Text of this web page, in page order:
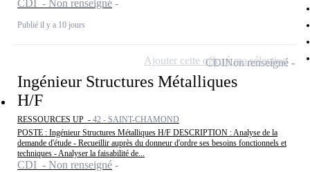
CDI - Non renseigné
Publié il y a 10 jours
Ingénieur Structures Métalliques
H/F
RESSOURCES UP - 42 - SAINT-CHAMOND
POSTE : Ingénieur Structures Métalliques H/F DESCRIPTION : Analyse de la
demande d'étude - Recueillir auprès du donneur d'ordre ses besoins fonctionnels et
techniques - Analyser la faisabilité de...
CDI - Non renseigné
CDINon renseigné
Ajouter cette offre à ma sélection